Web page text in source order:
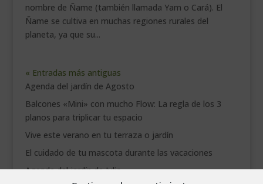
nombre de Ñame (también llamada Yam o Cará). El
Ñame se cultiva en muchas regiones rurales del
planeta, ya que su...
« Entradas más antiguas
Agenda del jardín de Agosto
Balcones «Mini» con mucho Flow: La regla de los 3
planos para triplicar tu espacio
Vive este verano en tu terraza o jardín
El cuidado de tu mascota durante las vacaciones
Agenda del jardín de Julio